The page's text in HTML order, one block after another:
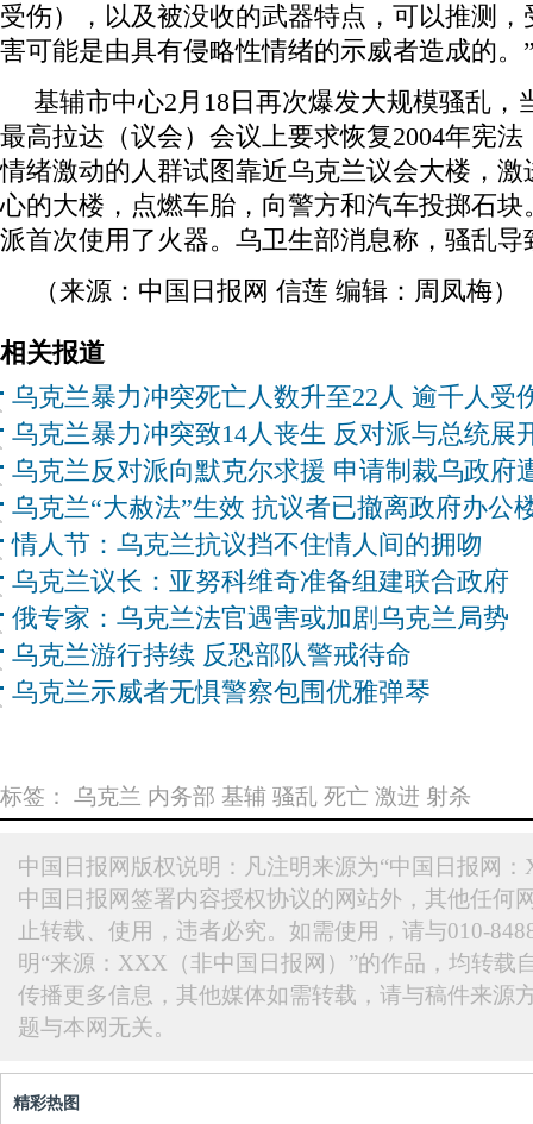
受伤），以及被没收的武器特点，可以推测
害可能是由具有侵略性情绪的示威者造成的。
基辅市中心2月18日再次爆发大规模骚乱，
最高拉达（议会）会议上要求恢复2004年宪
情绪激动的人群试图靠近乌克兰议会大楼，
心的大楼，点燃车胎，向警方和汽车投掷石
派首次使用了火器。乌卫生部消息称，骚乱导
（来源：中国日报网 信莲 编辑：周凤梅）
相关报道
乌克兰暴力冲突死亡人数升至22人 逾千人受
乌克兰暴力冲突致14人丧生 反对派与总统展
乌克兰反对派向默克尔求援 申请制裁乌政府
乌克兰“大赦法”生效 抗议者已撤离政府办公
情人节：乌克兰抗议挡不住情人间的拥吻
乌克兰议长：亚努科维奇准备组建联合政府
俄专家：乌克兰法官遇害或加剧乌克兰局势
乌克兰游行持续 反恐部队警戒待命
乌克兰示威者无惧警察包围优雅弹琴
标签： 乌克兰 内务部 基辅 骚乱 死亡 激进 射杀
中国日报网版权说明：凡注明来源为“中国日报网
中国日报网签署内容授权协议的网站外，其他任何
止转载、使用，违者必究。如需使用，请与010-
明“来源：XXX（非中国日报网）”的作品，均转载
传播更多信息，其他媒体如需转载，请与稿件来源
题与本网无关。
精彩热图